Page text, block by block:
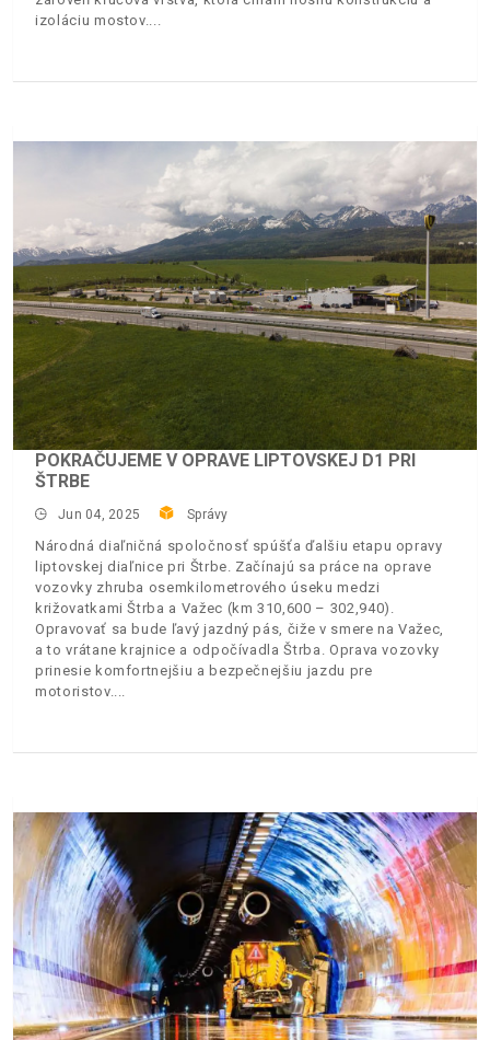
izoláciu mostov.
POKRAČUJEME V OPRAVE LIPTOVSKEJ D1 PRI
ŠTRBE
Jun 04, 2025 Správy
Národná diaľničná spoločnosť spúšťa ďalšiu etapu opravy
liptovskej diaľnice pri Štrbe. Začínajú sa práce na oprave
vozovky zhruba osemkilometrového úseku medzi
križovatkami Štrba a Važec (km 310,600 – 302,940).
Opravovať sa bude ľavý jazdný pás, čiže v smere na Važec,
a to vrátane krajnice a odpočívadla Štrba. Oprava vozovky
prinesie komfortnejšiu a bezpečnejšiu jazdu pre
motoristov.